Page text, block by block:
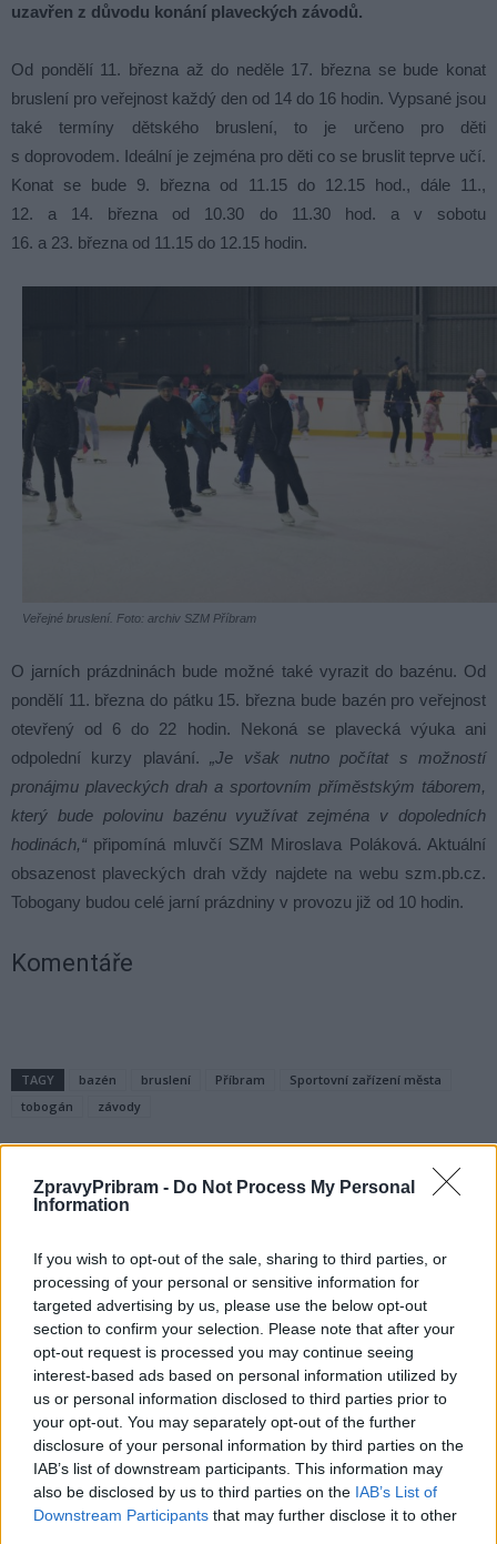
ZpravyPribram - Do Not Process My Personal
Information
If you wish to opt-out of the sale, sharing to third parties, or
processing of your personal or sensitive information for
targeted advertising by us, please use the below opt-out
section to confirm your selection. Please note that after your
opt-out request is processed you may continue seeing
interest-based ads based on personal information utilized by
us or personal information disclosed to third parties prior to
your opt-out. You may separately opt-out of the further
disclosure of your personal information by third parties on the
IAB’s list of downstream participants. This information may
also be disclosed by us to third parties on the IAB’s List of
Downstream Participants that may further disclose it to other
uzavřen z důvodu konání plaveckých závodů.
Od pondělí 11. března až do neděle 17. března se bude konat
bruslení pro veřejnost každý den od 14 do 16 hodin. Vypsané jsou
také termíny dětského bruslení, to je určeno pro děti
s doprovodem. Ideální je zejména pro děti co se bruslit teprve učí.
Konat se bude 9. března od 11.15 do 12.15 hod., dále 11.,
12. a 14. března od 10.30 do 11.30 hod. a v sobotu
16. a 23. března od 11.15 do 12.15 hodin.
Veřejné bruslení. Foto: archiv SZM Příbram
O jarních prázdninách bude možné také vyrazit do bazénu. Od
pondělí 11. března do pátku 15. března bude bazén pro veřejnost
otevřený od 6 do 22 hodin. Nekoná se plavecká výuka ani
odpolední kurzy plavání.„Je však nutno počítat s možností
pronájmu plaveckých drah a sportovním příměstským táborem,
který bude polovinu bazénu využívat zejména v dopoledních
hodinách,“ připomíná mluvčí SZM Miroslava Poláková. Aktuální
obsazenost plaveckých drah vždy najdete na webu szm.pb.cz.
Tobogany budou celé jarní prázdniny v provozu již od 10 hodin.
Komentáře
TAGY bazén bruslení Příbram
Sportovní zařízení města
tobogán
závody
Předchozí článek
Konalo se semifinále soutěže
„Zlatý Ámos“, Příbram bohužel
nepostoupila
Následující článek
Obnova břehového porostu
v Lesoparku Litavka
SOUVISEJÍCÍ ČLÁNKY
VÍCE OD AUTORA